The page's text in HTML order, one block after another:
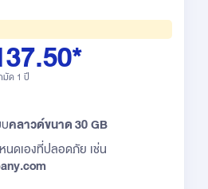
มัด 1 ปี
คลาวด์ขนาด 30 GB
นดเองที่ปลอดภัย เช่น